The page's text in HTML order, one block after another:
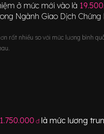
ở mức mới vào là
Ngành Giao Dịch Chứng
rất nhiều so với mức lương bình
đlà mức lương